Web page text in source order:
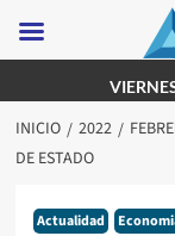
al
contenido
INICIO 2022
DE ESTADO
Actualidad